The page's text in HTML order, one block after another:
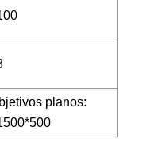
planos: